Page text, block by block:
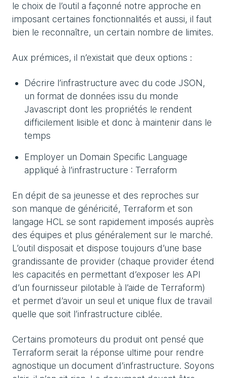
le choix de l’outil a façonné notre approche en
imposant certaines fonctionnalités et aussi, il faut
bien le reconnaître, un certain nombre de limites.
Aux prémices, il n’existait que deux options :
Décrire l’infrastructure avec du code JSON,
un format de données issu du monde
Javascript dont les propriétés le rendent
difficilement lisible et donc à maintenir dans le
temps
Employer un Domain Specific Language
appliqué à l’infrastructure : Terraform
En dépit de sa jeunesse et des reproches sur
son manque de généricité, Terraform et son
langage HCL se sont rapidement imposés auprès
des équipes et plus généralement sur le marché.
L’outil disposait et dispose toujours d’une base
grandissante de provider (chaque provider étend
les capacités en permettant d’exposer les API
d’un fournisseur pilotable à l’aide de Terraform)
et permet d’avoir un seul et unique flux de travail
quelle que soit l’infrastructure ciblée.
Certains promoteurs du produit ont pensé que
Terraform serait la réponse ultime pour rendre
agnostique un document d’infrastructure. Soyons